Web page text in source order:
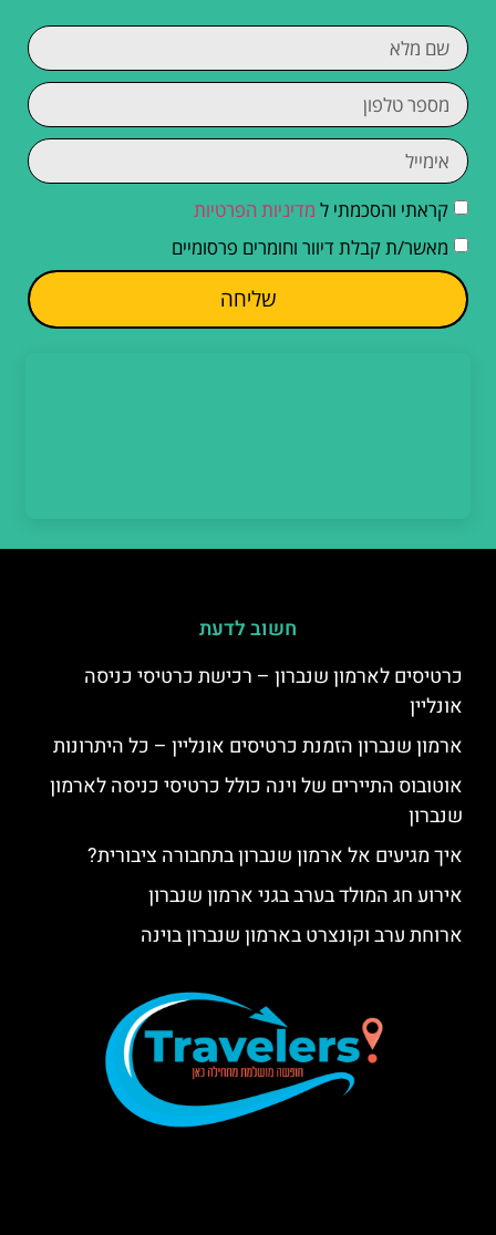
קראתי והסכמתי ל מדיניות הפרטיות
מאשר/ת קבלת דיוור וחומרים פרסומיים
שליחה
חשוב לדעת
כרטיסים לארמון שנברון – רכישת כרטיסי כניסה
אונליין
ארמון שנברון הזמנת כרטיסים אונליין – כל היתרונות
אוטובוס התיירים של וינה כולל כרטיסי כניסה לארמון
שנברון
איך מגיעים אל ארמון שנברון בתחבורה ציבורית?
אירוע חג המולד בערב בגני ארמון שנברון
ארוחת ערב וקונצרט בארמון שנברון בוינה